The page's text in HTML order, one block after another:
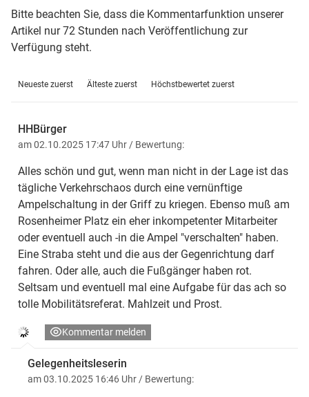
Bitte beachten Sie, dass die Kommentarfunktion unserer
Artikel nur 72 Stunden nach Veröffentlichung zur
Verfügung steht.
Neueste zuerst Älteste zuerst Höchstbewertet zuerst
HHBürger
am 02.10.2025 17:47 Uhr / Bewertung:
Alles schön und gut, wenn man nicht in der Lage ist das
tägliche Verkehrschaos durch eine vernünftige
Ampelschaltung in der Griff zu kriegen. Ebenso muß am
Rosenheimer Platz ein eher inkompetenter Mitarbeiter
oder eventuell auch -in die Ampel "verschalten" haben.
Eine Straba steht und die aus der Gegenrichtung darf
fahren. Oder alle, auch die Fußgänger haben rot.
Seltsam und eventuell mal eine Aufgabe für das ach so
tolle Mobilitätsreferat. Mahlzeit und Prost.
Kommentar melden
Gelegenheitsleserin
am 03.10.2025 16:46 Uhr / Bewertung: